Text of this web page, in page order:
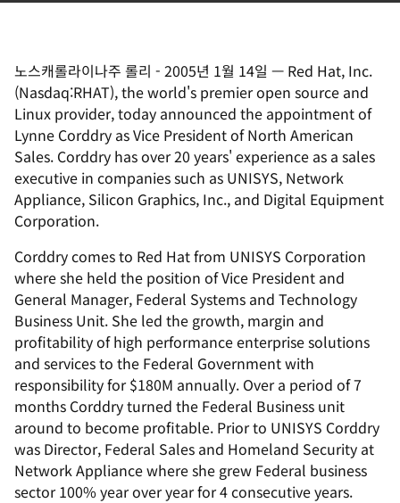
노스캐롤라이나주 롤리 - 2005년 1월 14일 — Red Hat, Inc.
(Nasdaq:RHAT), the world's premier open source and
Linux provider, today announced the appointment of
Lynne Corddry as Vice President of North American
Sales. Corddry has over 20 years' experience as a sales
executive in companies such as UNISYS, Network
Appliance, Silicon Graphics, Inc., and Digital Equipment
Corporation.
Corddry comes to Red Hat from UNISYS Corporation
where she held the position of Vice President and
General Manager, Federal Systems and Technology
Business Unit. She led the growth, margin and
profitability of high performance enterprise solutions
and services to the Federal Government with
responsibility for $180M annually. Over a period of 7
months Corddry turned the Federal Business unit
around to become profitable. Prior to UNISYS Corddry
was Director, Federal Sales and Homeland Security at
Network Appliance where she grew Federal business
sector 100% year over year for 4 consecutive years.